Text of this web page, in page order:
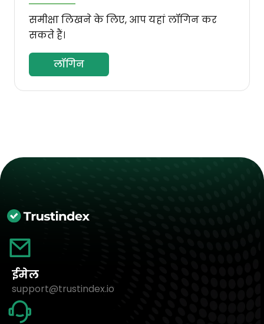
समीक्षा लिखने के लिए, आप यहां लॉगिन कर
सकते हैं।
लॉगिन
ईमेल
support@trustindex.io